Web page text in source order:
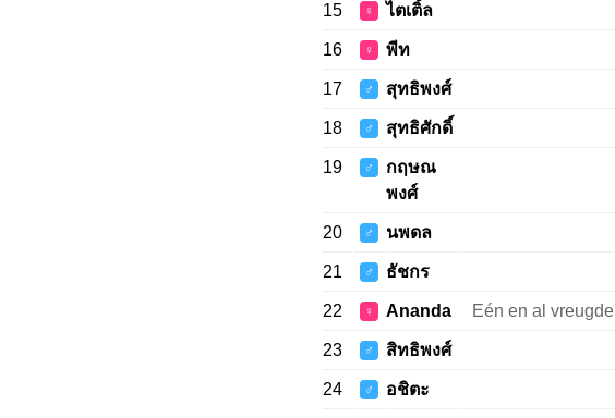
15 ♀ ไตเติ้ล
16 ♀ พีท
17 ♂ สุทธิพงศ์
18 ♂ สุทธิศักดิ์
19 ♂
กฤษณ
พงศ์
20 ♂ นพดล
21 ♂ ธัชกร
22 ♀ Ananda Eén en al vreugde
23 ♂ สิทธิพงศ์
24 ♂ อชิตะ